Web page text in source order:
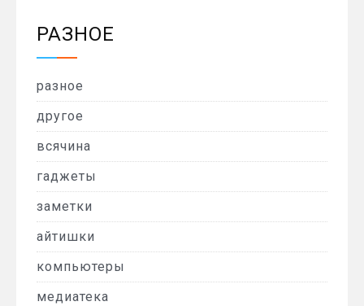
РАЗНОЕ
разное
другое
всячина
гаджеты
заметки
айтишки
компьютеры
медиатека